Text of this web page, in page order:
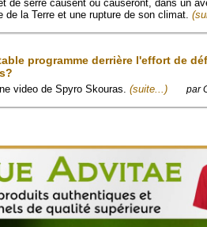
de serre causent ou causeront, dans un
de la Terre et une rupture de son climat.
programme derrière l'effort de
video de Spyro Skouras. (suite...) par